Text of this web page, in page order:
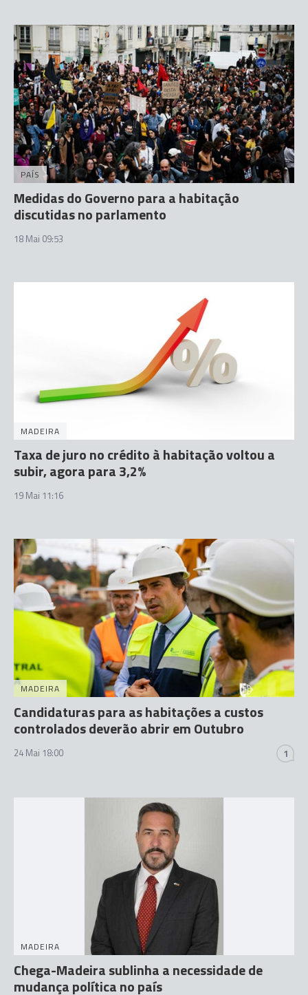
PAÍS
Medidas do Governo para a habitação
discutidas no parlamento
18 Mai 09:53
MADEIRA
Taxa de juro no crédito à habitação voltou a
subir, agora para 3,2%
19 Mai 11:16
MADEIRA
Candidaturas para as habitações a custos
controlados deverão abrir em Outubro
24 Mai 18:00 1
MADEIRA
Chega-Madeira sublinha a necessidade de
mudança política no país